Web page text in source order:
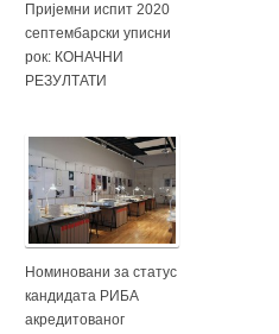
Пријемни испит 2020
септембарски уписни
рок: КОНАЧНИ
РЕЗУЛТАТИ
Номиновани за статус
кандидата РИБА
акредитованог